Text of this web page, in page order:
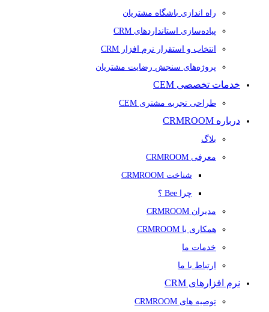
راه اندازی باشگاه مشتریان
پیاده‌سازی استانداردهای CRM
انتخاب و استقرار نرم افزار CRM
پروژه‌های سنجش رضایت مشتریان
خدمات تخصصی CEM
طراحی تجربه مشتری CEM
درباره CRMROOM
بلاگ
معرفی CRMROOM
شناخت CRMROOM
چرا Bee ؟
مدیران CRMROOM
همکاری با CRMROOM
خدمات ما
ارتباط با ما
نرم افزارهای CRM
توصیه های CRMROOM